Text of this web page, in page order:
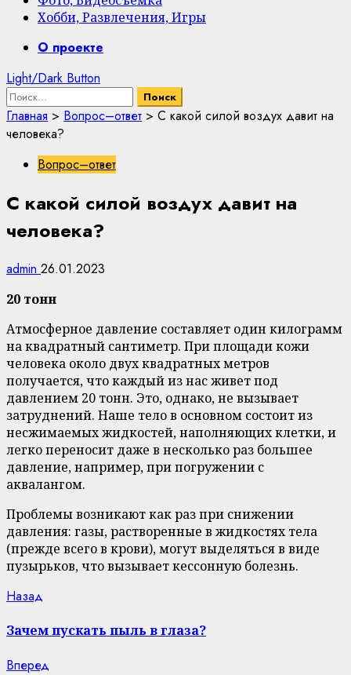
Хобби, Развлечения, Игры
PrimaryО проекте
Light/Dark Button
Найти:
Главная > Вопрос–ответ > С какой силой воздух давит на
человека?
Вопрос–ответ
С какой силой воздух давит на
человека?
admin 26.01.2023
20 тонн
Атмосферное давление составляет один килограмм
на квадратный сантиметр. При площади кожи
человека около двух квадратных метров
получается, что каждый из нас живет под
давлением 20 тонн. Это, однако, не вызывает
затруднений. Наше тело в основном состоит из
несжимаемых жидкостей, наполняющих клетки, и
легко переносит даже в несколько раз большее
давление, например, при погружении с
аквалангом.
Проблемы возникают как раз при снижении
давления: газы, растворенные в жидкостях тела
(прежде всего в крови), могут выделяться в виде
пузырьков, что вызывает кессонную болезнь.
Continue
Reading
Назад
Зачем пускать пыль в глаза?
Вперед